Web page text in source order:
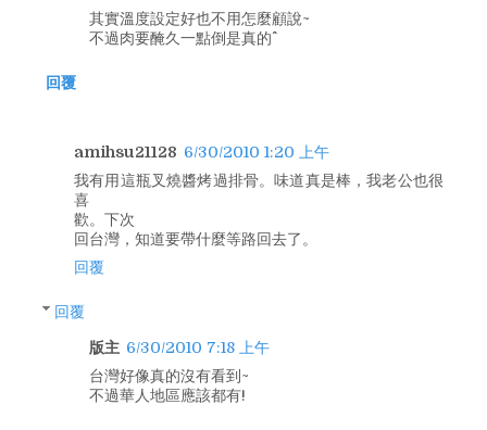
其實溫度設定好也不用怎麼顧說~
不過肉要醃久一點倒是真的^^
回覆
amihsu21128 6/30/2010 1:20 上午
我有用這瓶叉燒醬烤過排骨。味道真是棒，我老公也很
喜
歡。下次
回台灣，知道要帶什麼等路回去了。
回覆
回覆
版主 6/30/2010 7:18 上午
台灣好像真的沒有看到~
不過華人地區應該都有!